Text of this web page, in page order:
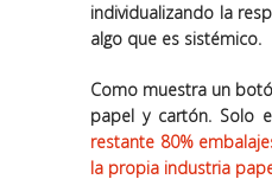
individualizando la
algo que es sistémico.
Como muestra un
papel y cartón. Solo
restante 80%
la propia industria